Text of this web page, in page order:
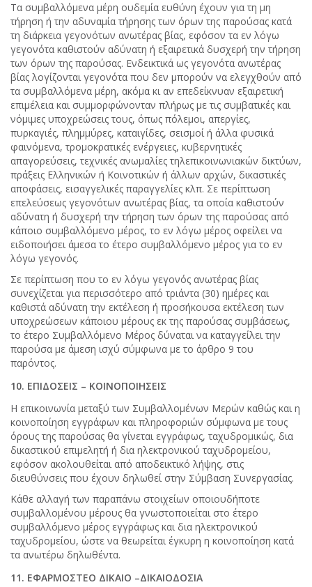
Τα συμβαλλόμενα μέρη ουδεμία ευθύνη έχουν για τη μη
τήρηση ή την αδυναμία τήρησης των όρων της παρούσας κατά
τη διάρκεια γεγονότων ανωτέρας βίας, εφόσον τα εν λόγω
γεγονότα καθιστούν αδύνατη ή εξαιρετικά δυσχερή την τήρηση
των όρων της παρούσας. Ενδεικτικά ως γεγονότα ανωτέρας
βίας λογίζονται γεγονότα που δεν μπορούν να ελεγχθούν από
τα συμβαλλόμενα μέρη, ακόμα κι αν επεδείκνυαν εξαιρετική
επιμέλεια και συμμορφώνονταν πλήρως με τις συμβατικές και
νόμιμες υποχρεώσεις τους, όπως πόλεμοι, απεργίες,
πυρκαγιές, πλημμύρες, καταιγίδες, σεισμοί ή άλλα φυσικά
φαινόμενα, τρομοκρατικές ενέργειες, κυβερνητικές
απαγορεύσεις, τεχνικές ανωμαλίες τηλεπικοινωνιακών δικτύων,
πράξεις Ελληνικών ή Κοινοτικών ή άλλων αρχών, δικαστικές
αποφάσεις, εισαγγελικές παραγγελίες κλπ. Σε περίπτωση
επελεύσεως γεγονότων ανωτέρας βίας, τα οποία καθιστούν
αδύνατη ή δυσχερή την τήρηση των όρων της παρούσας από
κάποιο συμβαλλόμενο μέρος, το εν λόγω μέρος οφείλει να
ειδοποιήσει άμεσα το έτερο συμβαλλόμενο μέρος για το εν
λόγω γεγονός.
Σε περίπτωση που το εν λόγω γεγονός ανωτέρας βίας
συνεχίζεται για περισσότερο από τριάντα (30) ημέρες και
καθιστά αδύνατη την εκτέλεση ή προσήκουσα εκτέλεση των
υποχρεώσεων κάποιου μέρους εκ της παρούσας συμβάσεως,
το έτερο Συμβαλλόμενο Μέρος δύναται να καταγγείλει την
παρούσα με άμεση ισχύ σύμφωνα με το άρθρο 9 του
παρόντος.
10. ΕΠΙΔΟΣΕΙΣ – ΚΟΙΝΟΠΟΙΗΣΕΙΣ
Η επικοινωνία μεταξύ των Συμβαλλομένων Μερών καθώς και η
κοινοποίηση εγγράφων και πληροφοριών σύμφωνα με τους
όρους της παρούσας θα γίνεται εγγράφως, ταχυδρομικώς, δια
δικαστικού επιμελητή ή δια ηλεκτρονικού ταχυδρομείου,
εφόσον ακολουθείται από αποδεικτικό λήψης, στις
διευθύνσεις που έχουν δηλωθεί στην Σύμβαση Συνεργασίας.
Κάθε αλλαγή των παραπάνω στοιχείων οποιουδήποτε
συμβαλλομένου μέρους θα γνωστοποιείται στο έτερο
συμβαλλόμενο μέρος εγγράφως και δια ηλεκτρονικού
ταχυδρομείου, ώστε να θεωρείται έγκυρη η κοινοποίηση κατά
τα ανωτέρω δηλωθέντα.
11. ΕΦΑΡΜΟΣΤΕΟ ΔΙΚΑΙΟ –ΔΙΚΑΙΟΔΟΣΙΑ